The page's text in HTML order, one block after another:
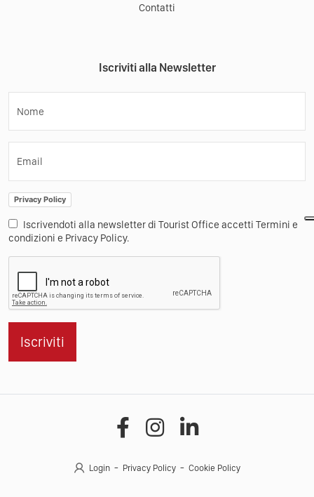
Contatti
Iscriviti alla Newsletter
Nome
Email
Privacy Policy
Iscrivendoti alla newsletter di Tourist Office accetti Termini e
condizioni e Privacy Policy.
Iscriviti
Login Privacy Policy Cookie Policy